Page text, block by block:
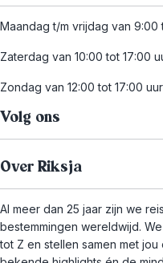
Maandag t/m vrijdag van 9:00
Zaterdag van 10:00 tot 17:00
Zondag van 12:00 tot 17:00 uur
Volg ons
Over Riksja
Al meer dan 25 jaar zijn we
bestemmingen wereldwijd.
tot Z en stellen samen met